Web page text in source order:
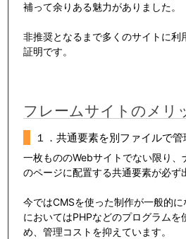
補って余りある魅力がありました。
非推奨となるまで多くのサイトに利
証明です。
フレームサイトのメリ
１．共通要素を別ファイルで管
一枚もののWebサイトでない限り、
のページに配置する共通要素が必ず
今ではCMSを使った制作が一般的
においてはPHPなどのプログラムを
め、管理コストを抑えています。